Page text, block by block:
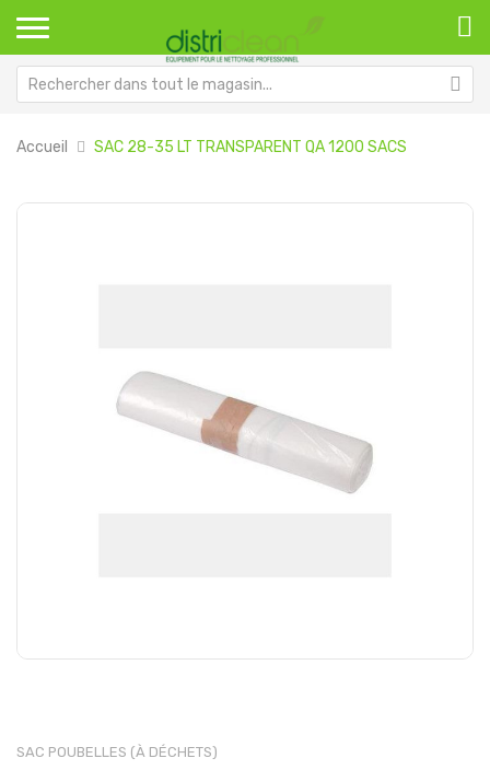
Accueil SAC 28-35 LT TRANSPARENT QA 1200 SACS
Passer
SAC POUBELLES (À DÉCHETS)